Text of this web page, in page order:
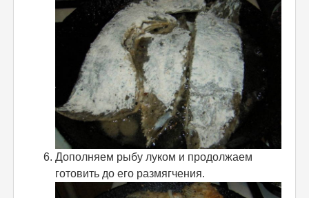
Дополняем рыбу луком и продолжаем
готовить до его размягчения.